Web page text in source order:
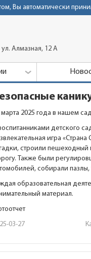
Вы автоматически
Алмазная, 12 А
марта 2025 года в нашем
детского
игра
строили
Также были
собирали пазлы,
образовательная
материал.
03-27